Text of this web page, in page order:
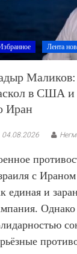
Лента
Маликов:
в США и
Иран
04.08.2026
с Ираном
единая и